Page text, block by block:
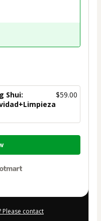
Shui:
$59.00
contact